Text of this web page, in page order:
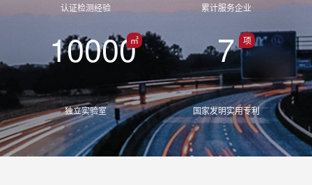
认证检测经验 累计服务企业
10000
㎡
独立实验室
7 项
国家发明实用专利